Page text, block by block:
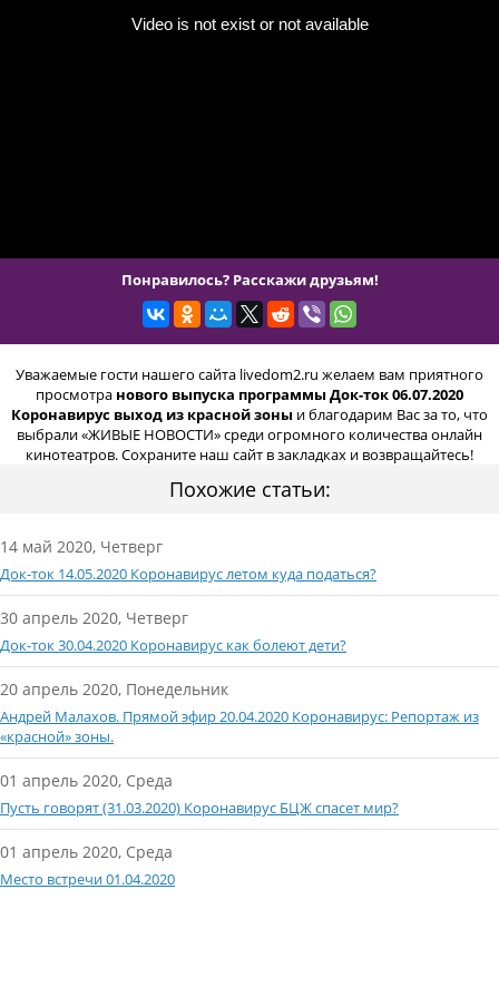
Понравилось? Расскажи друзьям!
Уважаемые гости нашего сайта livedom2.ru желаем вам приятного
просмотра нового выпуска программы Док-ток 06.07.2020
Коронавирус выход из красной зоны и благодарим Вас за то, что
выбрали «ЖИВЫЕ НОВОСТИ» среди огромного количества онлайн
кинотеатров. Сохраните наш сайт в закладках и возвращайтесь!
Похожие статьи:
14 май 2020, Четверг
Док-ток 14.05.2020 Коронавирус летом куда податься?
30 апрель 2020, Четверг
Док-ток 30.04.2020 Коронавирус как болеют дети?
20 апрель 2020, Понедельник
Андрей Малахов. Прямой эфир 20.04.2020 Коронавирус: Репортаж из
«красной» зоны.
01 апрель 2020, Среда
Пусть говорят (31.03.2020) Коронавирус БЦЖ спасет мир?
01 апрель 2020, Среда
Место встречи 01.04.2020